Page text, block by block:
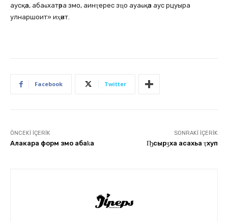
аусқәа, абаҩхатәра змо, аинҭерес зҵо ауаҩқәа аус рцуыра
улнаршоит» иҳәит.
Facebook Twitter
ÖNCEKI İÇERIK
Алакара форм змо абаҟа
SONRAKI İÇERIK
Ҧсырӡха асахьа ҭхуп